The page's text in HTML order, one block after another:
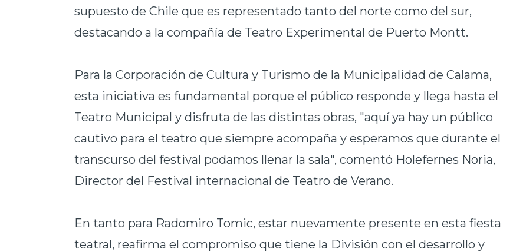
supuesto de Chile que es representado tanto del norte como del sur,
destacando a la compañía de Teatro Experimental de Puerto Montt.
Para la Corporación de Cultura y Turismo de la Municipalidad de Calama,
esta iniciativa es fundamental porque el público responde y llega hasta el
Teatro Municipal y disfruta de las distintas obras, "aquí ya hay un público
cautivo para el teatro que siempre acompaña y esperamos que durante el
transcurso del festival podamos llenar la sala", comentó Holefernes Noria,
Director del Festival internacional de Teatro de Verano.
En tanto para Radomiro Tomic, estar nuevamente presente en esta fiesta
teatral, reafirma el compromiso que tiene la División con el desarrollo y